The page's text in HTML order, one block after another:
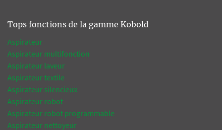
Tops fonctions de la gamme Kobold
Aspirateur
Aspirateur multifonction
Aspirateur laveur
Aspirateur textile
Aspirateur silencieux
Aspirateur robot
Aspirateur robot programmable
Aspirateur nettoyeur